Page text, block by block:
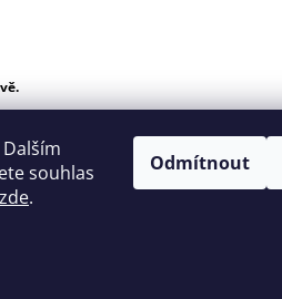
souhlas
zde.
Odmítnout